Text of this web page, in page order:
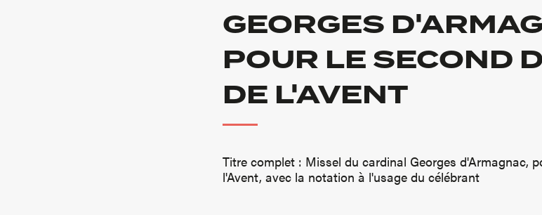
GEORGES
POUR LE SECOND
DE L'AVENT
Titre complet : Missel du cardinal Georges d'Armagnac,
l'Avent, avec la notation à l'usage du célébrant